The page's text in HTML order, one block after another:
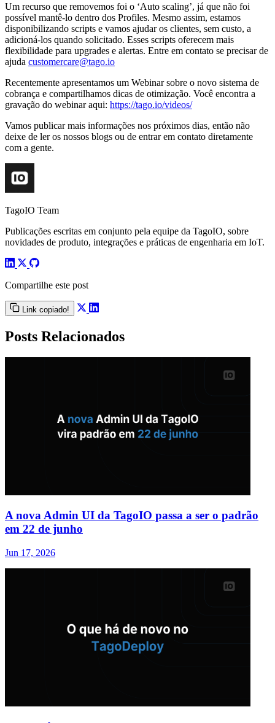
Um recurso que removemos foi o ‘Auto scaling’, já que não foi
possível mantê-lo dentro dos Profiles. Mesmo assim, estamos
disponibilizando scripts e vamos ajudar os clientes, sem custo, a
adicioná-los quando solicitado. Esses scripts oferecem mais
flexibilidade para upgrades e alertas. Entre em contato se precisar de
ajuda customercare@tago.io
Recentemente apresentamos um Webinar sobre o novo sistema de
cobrança e compartilhamos dicas de otimização. Você encontra a
gravação do webinar aqui: https://tago.io/videos/
Vamos publicar mais informações nos próximos dias, então não
deixe de ler os nossos blogs ou de entrar em contato diretamente
com a gente.
TagoIO Team
Publicações escritas em conjunto pela equipe da TagoIO, sobre
novidades de produto, integrações e práticas de engenharia em IoT.
Compartilhe este post
Link copiado!
Posts Relacionados
A nova Admin UI da TagoIO passa a ser o padrão
em 22 de junho
Jun 17, 2026